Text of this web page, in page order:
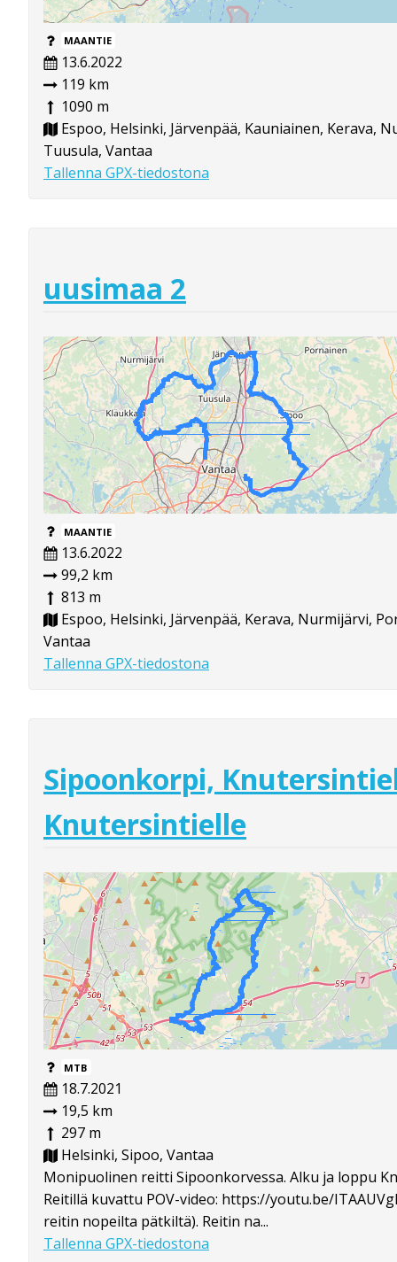
MAANTIE
13.6.2022
119 km
1090 m
Espoo, Helsinki, Järvenpää, Kauniainen, Kerava,
Tuusula, Vantaa
Tallenna GPX-tiedostona
uusimaa 2
MAANTIE
13.6.2022
99,2 km
813 m
Espoo, Helsinki, Järvenpää, Kerava, Nurmijärvi,
Vantaa
Tallenna GPX-tiedostona
Sipoonkorpi,
Knutersintielle
MTB
18.7.2021
19,5 km
297 m
Helsinki, Sipoo, Vantaa
Monipuolinen reitti Sipoonkorvessa. Alku ja loppu
Reitillä kuvattu POV-video: https://youtu.be/
reitin nopeilta pätkiltä). Reitin na...
Tallenna GPX-tiedostona